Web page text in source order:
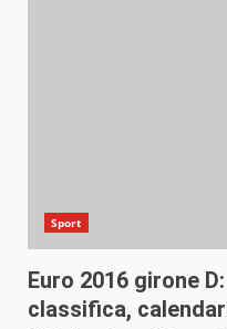
Sport
Euro 2016 girone
classifica,